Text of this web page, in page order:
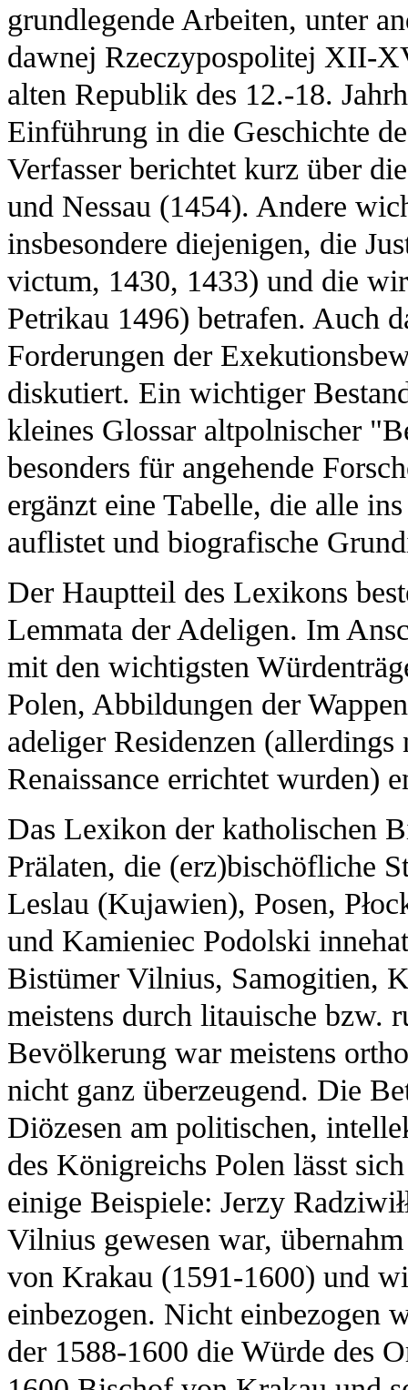
grundlegende Arbeiten, unter
dawnej Rzeczypospolitej XII-
alten Republik des 12.-18.
Einführung in die Geschichte
Verfasser berichtet kurz über
und Nessau (1454). Andere
insbesondere diejenigen, die
victum, 1430, 1433) und die
Petrikau 1496) betrafen. Auch
Forderungen der
diskutiert. Ein wichtiger
kleines Glossar altpolnischer
besonders für angehende
ergänzt eine Tabelle, die alle
auflistet und biografische
Der Hauptteil des Lexikons
Lemmata der Adeligen. Im
mit den wichtigsten
Polen, Abbildungen der
adeliger Residenzen
Renaissance errichtet wurden)
Das Lexikon der katholischen
Prälaten, die (erz)bischöfliche
Leslau (Kujawien), Posen,
und Kamieniec Podolski
Bistümer Vilnius, Samogitien,
meistens durch litauische bzw.
Bevölkerung war meistens
nicht ganz überzeugend. Die
Diözesen am politischen,
des Königreichs Polen lässt
einige Beispiele: Jerzy
Vilnius gewesen war,
von Krakau (1591-1600) und
einbezogen. Nicht einbezogen
der 1588-1600 die Würde des